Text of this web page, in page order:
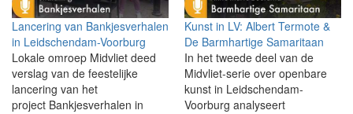
Lancering van Bankjesverhalen
in Leidschendam-Voorburg
Lokale omroep Midvliet deed
verslag van de feestelijke
lancering van het
project Bankjesverhalen in
Kunst in LV: Albert Termote &
De Barmhartige Samaritaan
In het tweede deel van de
Midvliet-serie over openbare
kunst in Leidschendam-
Voorburg analyseert